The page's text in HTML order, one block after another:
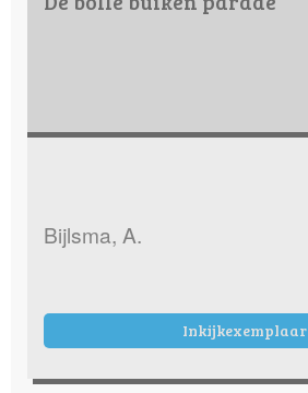
Bijlsma, A.
Inkijkexemplaar